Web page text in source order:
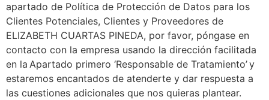
apartado de Política de Protección de Datos para los
Clientes Potenciales, Clientes y Proveedores de
ELIZABETH CUARTAS PINEDA, por favor, póngase en
contacto con la empresa usando la dirección facilitada
en la Apartado primero ‘Responsable de Tratamiento’ y
estaremos encantados de atenderte y dar respuesta a
las cuestiones adicionales que nos quieras plantear.